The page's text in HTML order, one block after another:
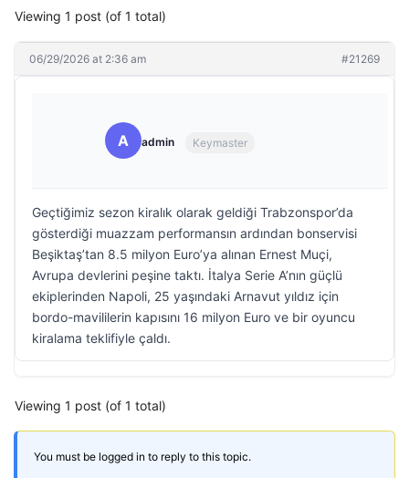
Viewing 1 post (of 1 total)
06/29/2026 at 2:36 am #21269
A admin Keymaster
Geçtiğimiz sezon kiralık olarak geldiği Trabzonspor’da
gösterdiği muazzam performansın ardından bonservisi
Beşiktaş’tan 8.5 milyon Euro’ya alınan Ernest Muçi,
Avrupa devlerini peşine taktı. İtalya Serie A’nın güçlü
ekiplerinden Napoli, 25 yaşındaki Arnavut yıldız için
bordo-mavililerin kapısını 16 milyon Euro ve bir oyuncu
kiralama teklifiyle çaldı.
Viewing 1 post (of 1 total)
You must be logged in to reply to this topic.